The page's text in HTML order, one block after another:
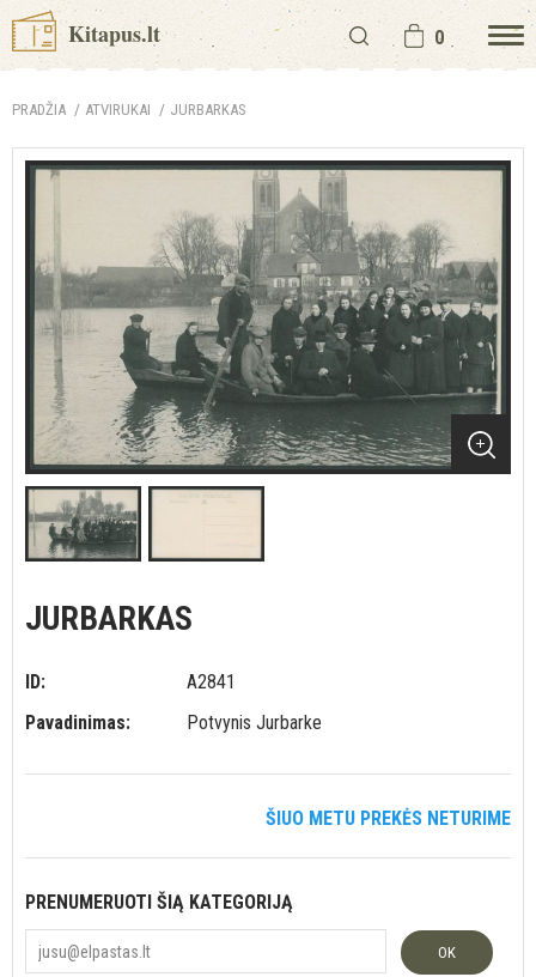
Kitapus.lt 0
PRADŽIA ATVIRUKAI JURBARKAS
JURBARKAS
ID:
A2841
Pavadinimas:
Potvynis Jurbarke
ŠIUO METU PREKĖS NETURIME
PRENUMERUOTI ŠIĄ KATEGORIJĄ
OK